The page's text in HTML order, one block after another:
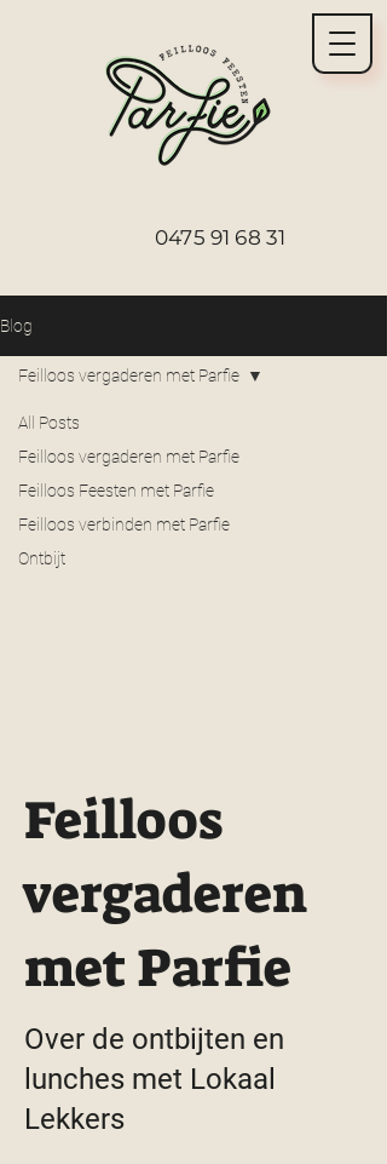
0475 91 68 31
Blog
All Posts
Feilloos vergaderen met Parfie
Feilloos Feesten met Parfie
Feilloos verbinden met Parfie
Ontbijt
Feilloos vergaderen met Parfie
Feilloos
vergaderen
met Parfie
Over de ontbijten en
lunches met Lokaal
Lekkers